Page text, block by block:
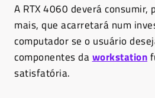
A RTX 4060 deverá consumir,
mais, que acarretará num
computador se o usuário
componentes daworkstation
satisfatória.